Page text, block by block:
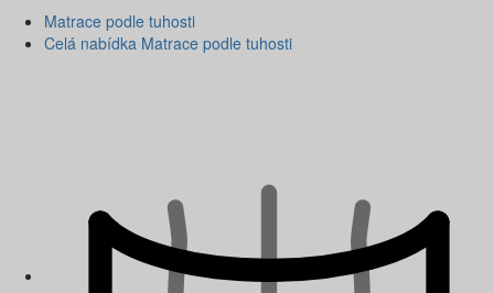
Matrace podle tuhosti
Celá nabídka Matrace podle tuhosti